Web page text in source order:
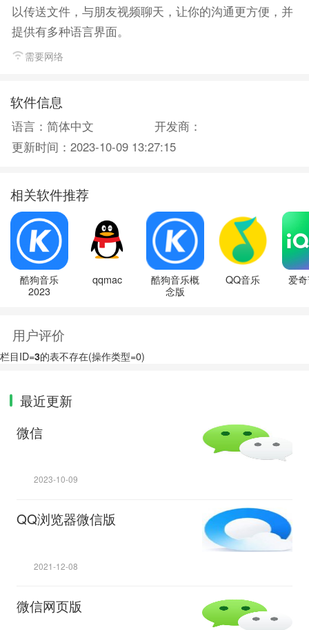
以传送文件，与朋友视频聊天，让你的沟通更方便，并
提供有多种语言界面。
需要网络
软件信息
语言：简体中文
开发商：
更新时间：2023-10-09 13:27:15
相关软件推荐
酷狗音乐
2023
qqmac
酷狗音乐概
念版
QQ音乐 爱
用户评价
栏目ID=3的表不存在(操作类型=0)
最近更新
微信
2023-10-09
QQ浏览器微信版
2021-12-08
微信网页版